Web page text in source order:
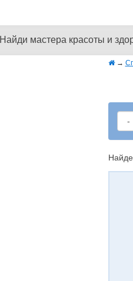
Найди мастера красоты и
→